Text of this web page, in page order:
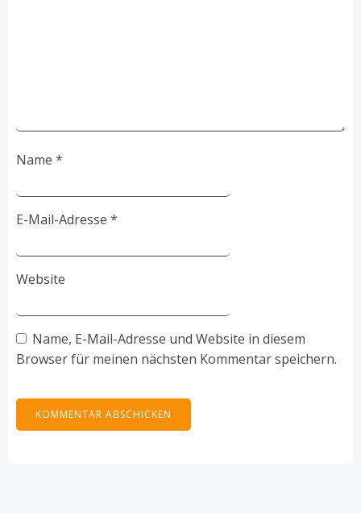
Name *
E-Mail-Adresse *
Website
Name, E-Mail-Adresse und Website in diesem
Browser für meinen nächsten Kommentar speichern.